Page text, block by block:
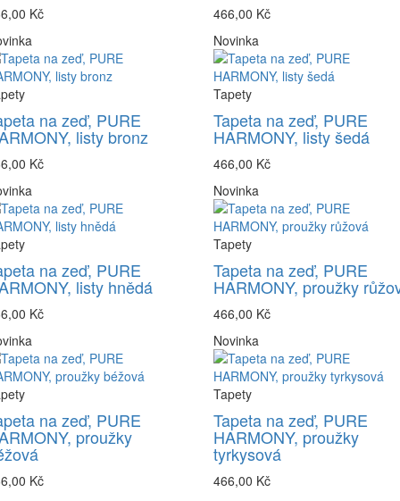
Kč
466,00 Kč
na zeď, PURE
listy bronz
Kč
Novinka
Tapety
Tapeta na zeď, PURE
HARMONY, listy šedá
466,00 Kč
na zeď, PURE
listy hnědá
Kč
Novinka
Tapety
Tapeta na zeď, PURE
HARMONY, proužky
466,00 Kč
na zeď, PURE
proužky
Kč
Novinka
Tapety
Tapeta na zeď, PURE
HARMONY, proužky
tyrkysová
466,00 Kč